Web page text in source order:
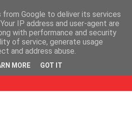
from Google to deliver its services
IP address and user-agent are
with performance and security
of service, generate usage
and address abuse.
MORE GOT IT